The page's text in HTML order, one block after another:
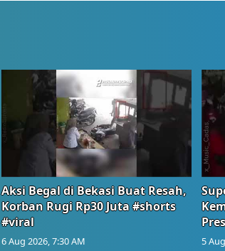
Aksi Begal di Bekasi Buat Resah,
Korban Rugi Rp30 Juta #shorts
#viral
6 Aug 2026, 7:30 AM 5